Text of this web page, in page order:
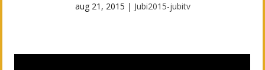
aug 21, 2015 | Jubi2015-jubitv